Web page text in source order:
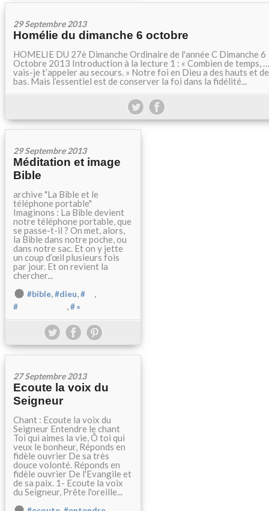
29 Septembre 2013
Homélie du dimanche 6 octobre
HOMELIE DU 27è Dimanche Ordinaire de l'année C Dimanche 6
Octobre 2013 Introduction à la lecture 1 : « Combien de temps, …
vais-je t’appeler au secours. » Notre foi en Dieu a des hauts et
bas. Mais l’essentiel est de conserver la foi dans la fidélité...
29 Septembre 2013
Méditation et image
Bible
archive "La Bible et le
téléphone portable"
Imaginons : La Bible devient
notre téléphone portable, que
se passe-t-il ? On met, alors,
la Bible dans notre poche, ou
dans notre sac. Et on y jette
un coup d’œil plusieurs fois
par jour. Et on revient la
chercher...
#bible,#dieu,# ,
# ,# »
27 Septembre 2013
Ecoute la voix du
Seigneur
Chant : Ecoute la voix du
Seigneur Entendre le chant
Toi qui aimes la vie, Ô toi qui
veux le bonheur, Réponds en
fidèle ouvrier De sa très
douce volonté. Réponds en
fidèle ouvrier De l'Evangile et
de sa paix. 1- Ecoute la voix
du Seigneur, Prête l'oreille...